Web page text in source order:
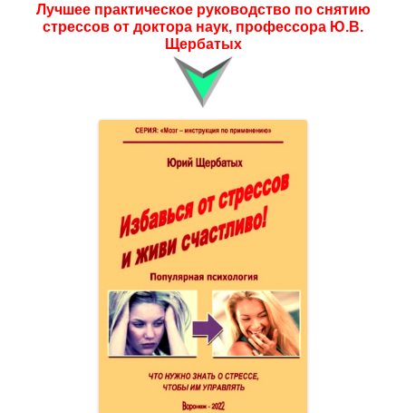
Лучшее практическое руководство по снятию
стрессов от доктора наук, профессора Ю.В.
Щербатых